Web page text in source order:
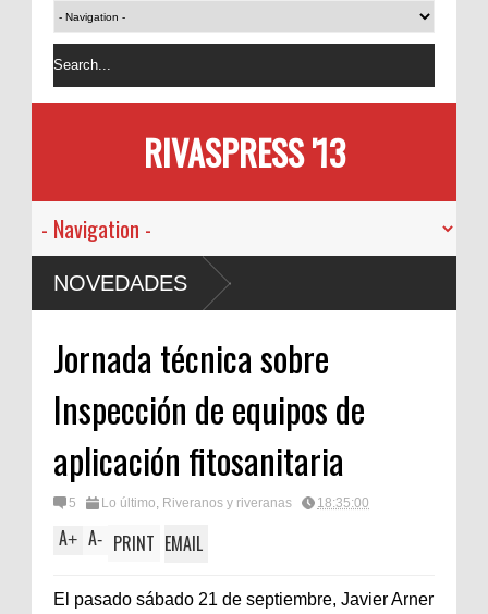
RIVASPRESS '13
NOVEDADES
Jornada técnica sobre
Inspección de equipos de
aplicación fitosanitaria
5 Lo último, Riveranos y riveranas 18:35:00
A+ A- PRINT EMAIL
El pasado sábado 21 de septiembre, Javier Arner